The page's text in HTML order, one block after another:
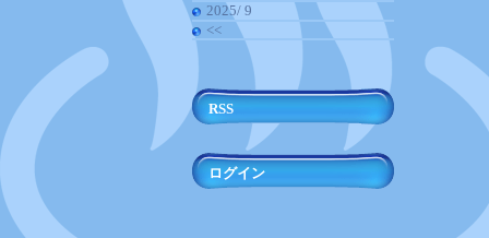
2025/ 9
<<
RSS
ログイン